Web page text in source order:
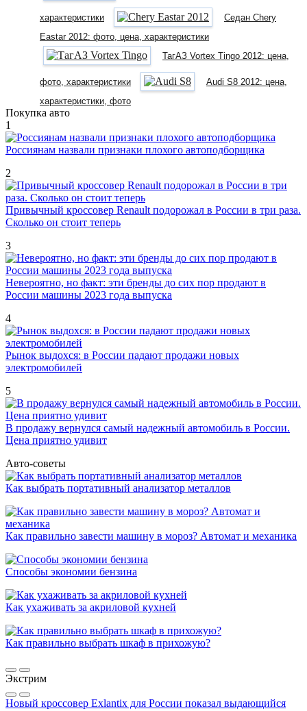
характеристики
Седан Chery
Eastar 2012: фото, цена, характеристики
ТагАЗ Vortex Tingo 2012: цена,
фото, характеристики
Audi S8 2012: цена,
характеристики, фото
Покупка авто
1
Россиянам назвали признаки плохого автоподборщика
2
Привычный кроссовер Renault подорожал в России в три раза.
Сколько он стоит теперь
3
Невероятно, но факт: эти бренды до сих пор продают в
России машины 2023 года выпуска
4
Рынок выдохся: в России падают продажи новых
электромобилей
5
В продажу вернулся самый надежный автомобиль в России.
Цена приятно удивит
Авто-советы
Как выбрать портативный анализатор металлов
Как правильно завести машину в мороз? Автомат и механика
Способы экономии бензина
Как ухаживать за акриловой кухней
Как правильно выбрать шкаф в прихожую?
Экстрим
Новый кроссовер Exlantix для России показал выдающийся